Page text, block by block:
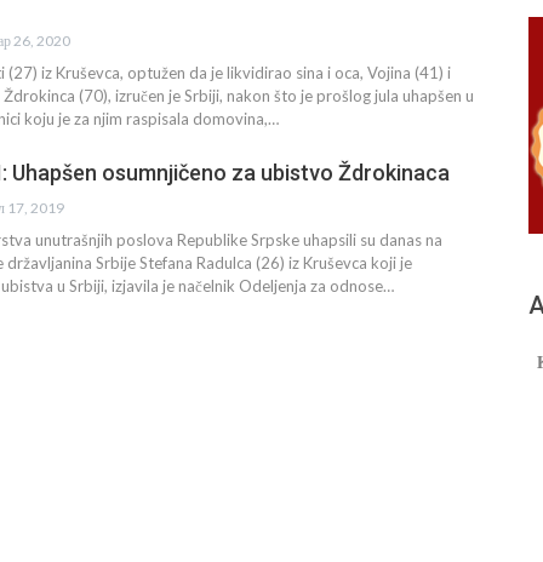
26, 2020
(27) iz Kruševca, optužen da je likvidirao sina i oca, Vojina (41) i
(70), izručen je Srbiji, nakon što je prošlog jula uhapšen u
koju je za njim raspisala domovina,…
Uhapšen osumnjičeno za ubistvo Ždrokinaca
17, 2019
unutrašnjih poslova Republike Srpske uhapsili su danas na
Srbije Stefana Radulca (26) iz Kruševca koji je
u Srbiji, izjavila je načelnik Odeljenja za odnose…